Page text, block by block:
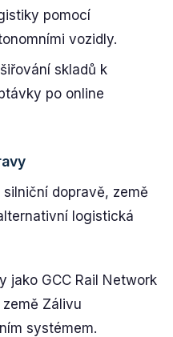
pomocí
vozidly.
skladů k
po online
dopravě, země
logistická
jako GCC Rail Network
Zálivu
systémem.